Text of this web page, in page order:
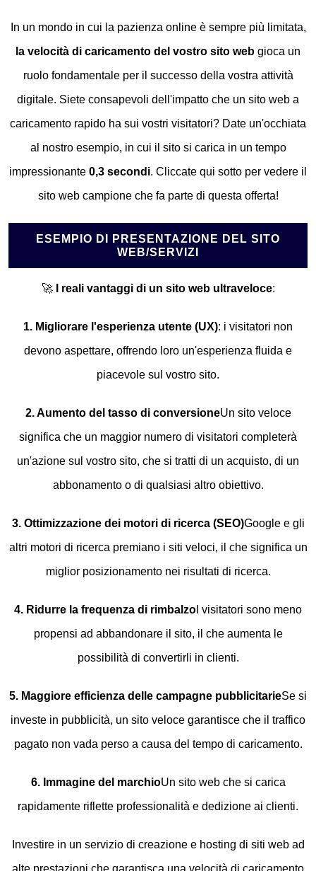
In un mondo in cui la pazienza online è sempre più limitata,
la velocità di caricamento del vostro sito web gioca un
ruolo fondamentale per il successo della vostra attività
digitale. Siete consapevoli dell'impatto che un sito web a
caricamento rapido ha sui vostri visitatori? Date un'occhiata
al nostro esempio, in cui il sito si carica in un tempo
impressionante 0,3 secondi. Cliccate qui sotto per vedere il
sito web campione che fa parte di questa offerta!
ESEMPIO DI PRESENTAZIONE DEL SITO
WEB/SERVIZI
🚀 I reali vantaggi di un sito web ultraveloce:
1. Migliorare l'esperienza utente (UX): i visitatori non
devono aspettare, offrendo loro un'esperienza fluida e
piacevole sul vostro sito.
2. Aumento del tasso di conversioneUn sito veloce
significa che un maggior numero di visitatori completerà
un'azione sul vostro sito, che si tratti di un acquisto, di un
abbonamento o di qualsiasi altro obiettivo.
3. Ottimizzazione dei motori di ricerca (SEO)Google e gli
altri motori di ricerca premiano i siti veloci, il che significa un
miglior posizionamento nei risultati di ricerca.
4. Ridurre la frequenza di rimbalzo I visitatori sono meno
propensi ad abbandonare il sito, il che aumenta le
possibilità di convertirli in clienti.
5. Maggiore efficienza delle campagne pubblicitarieSe si
investe in pubblicità, un sito veloce garantisce che il traffico
pagato non vada perso a causa del tempo di caricamento.
6. Immagine del marchioUn sito web che si carica
rapidamente riflette professionalità e dedizione ai clienti.
Investire in un servizio di creazione e hosting di siti web ad